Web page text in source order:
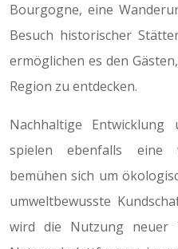
Bourgogne, eine
Besuch historischer
ermöglichen es den
Region zu entdecken.
Nachhaltige Entwicklung
spielen ebenfalls eine
bemühen sich um
umweltbewusste
wird die Nutzung neuer